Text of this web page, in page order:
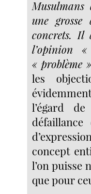
une
concrets. Il
l’opinion
« problème
les
l’égard
concept
l’on puisse
que pour